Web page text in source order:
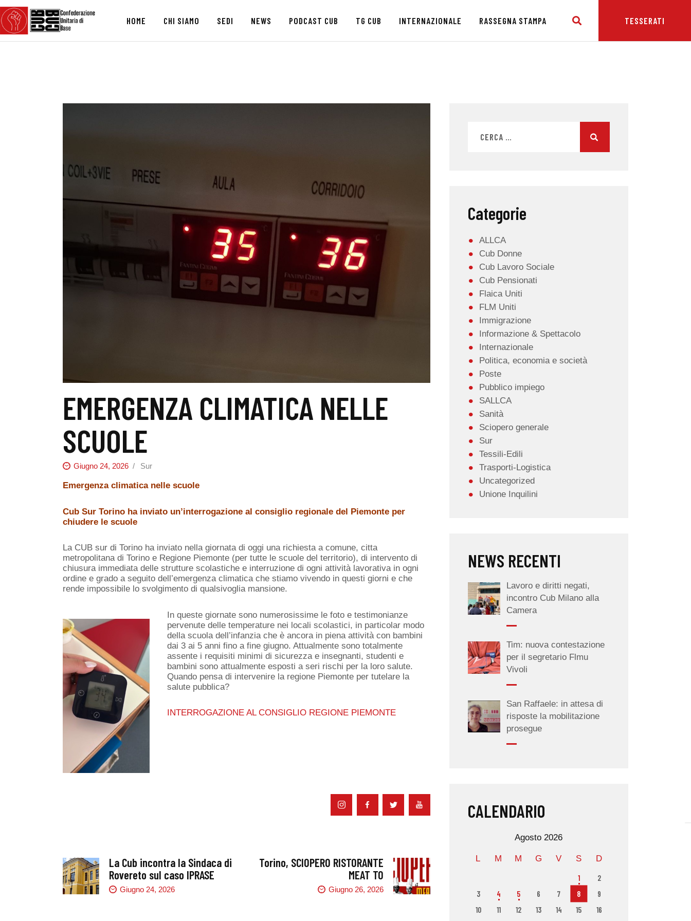
HOME CHI SIAMO SEDI NEWS PODCAST CUB TG CUB INTERNAZIONALE RASSEGNA STAMPA TESSERATI
HOME
CHI SIAMO
NEWS
INTERNAZIONALE
RASSEGNA STAMPA
EMERGENZA CLIMATICA NELLE
SCUOLE
Giugno 24, 2026 Sur
Emergenza climatica nelle scuole
Cub Sur Torino ha inviato un’interrogazione al consiglio regionale del Piemonte per
chiudere le scuole
La CUB sur di Torino ha inviato nella giornata di oggi una richiesta a comune, citta
metropolitana di Torino e Regione Piemonte (per tutte le scuole del territorio), di intervento di
chiusura immediata delle strutture scolastiche e interruzione di ogni attività lavorativa in ogni
ordine e grado a seguito dell’emergenza climatica che stiamo vivendo in questi giorni e che
rende impossibile lo svolgimento di qualsivoglia mansione.
In queste giornate sono numerosissime le foto e testimonianze
pervenute delle temperature nei locali scolastici, in particolar modo
della scuola dell’infanzia che è ancora in piena attività con bambini
dai 3 ai 5 anni fino a fine giugno. Attualmente sono totalmente
assente i requisiti minimi di sicurezza e insegnanti, studenti e
bambini sono attualmente esposti a seri rischi per la loro salute.
Quando pensa di intervenire la regione Piemonte per tutelare la
salute pubblica?
INTERROGAZIONE AL CONSIGLIO REGIONE PIEMONTE
La Cub incontra la Sindaca di
Rovereto sul caso IPRASE
Giugno 24, 2026
Torino, SCIOPERO RISTORANTE
MEAT TO
Giugno 26, 2026
Categorie
ALLCA
Cub Donne
Cub Lavoro Sociale
Cub Pensionati
Flaica Uniti
FLM Uniti
Immigrazione
Informazione & Spettacolo
Internazionale
Politica, economia e società
Poste
Pubblico impiego
SALLCA
Sanità
Sciopero generale
Sur
Tessili-Edili
Trasporti-Logistica
Uncategorized
Unione Inquilini
NEWS RECENTI
Lavoro e diritti negati,
incontro Cub Milano alla
Camera
Tim: nuova contestazione
per il segretario Flmu
Vivoli
San Raffaele: in attesa di
risposte la mobilitazione
prosegue
CALENDARIO
Agosto 2026
L M M G V S D
1
2
3
4 5 6 7 8
9
10
11 12 13 14 15
16